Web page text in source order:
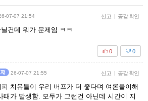
07-07 21:54 신고 공감 확인
건데 뭐가 문제임 ㅋㅋ
0
0
26-07-07 21:55 신고 공감 확인
치유들이 우리 버프가 더 좋다며 여론몰이해
태가 발생함. 모두가 그런건 아닌데 시간이 지